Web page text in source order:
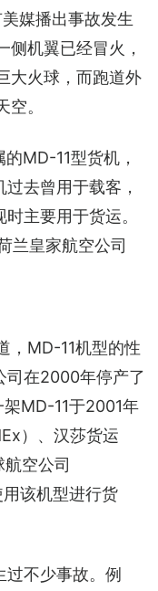
媒播出事故发生
侧机翼已经冒火，
大火球，而跑道外
。
MD-11型货机，
去曾用于载客，
主要用于货运。
兰皇家航空公司
，MD-11机型的性
司在2000年停产了
MD-11于2001年
）、汉莎货运
空公司
该机型进行货
不少事故。例